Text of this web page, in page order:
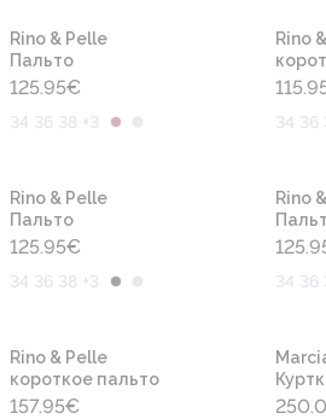
Rino & Pelle
Пальто
125.95€
34 36 38 +3
Rino
34 36
Rino & Pelle
Пальто
125.95€
34 36 38 +3
Rino
34 36
Rino & Pelle
короткое пальто
157.95€